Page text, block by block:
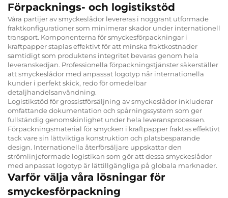
Förpacknings- och logistikstöd
Våra partijer av smyckeslådor levereras i noggrant utformade
fraktkonfigurationer som minimerar skador under internationell
transport. Komponenterna för smyckesförpackningar i
kraftpapper staplas effektivt för att minska fraktkostnader
samtidigt som produktens integritet bevaras genom hela
leveranskedjan. Professionella förpackningstjänster säkerställer
att smyckeslådor med anpassat logotyp når internationella
kunder i perfekt skick, redo för omedelbar
detaljhandelsanvändning.
Logistikstöd för grossistförsäljning av smyckeslådor inkluderar
omfattande dokumentation och spårningssystem som ger
fullständig genomskinlighet under hela leveransprocessen.
Förpackningsmaterial för smycken i kraftpapper fraktas effektivt
tack vare sin lättviktiga konstruktion och platsbesparande
design. Internationella återförsäljare uppskattar den
strömlinjeformade logistikan som gör att dessa smyckeslådor
med anpassat logotyp är lättillgängliga på globala marknader.
Varför välja våra lösningar för
smyckesförpackning